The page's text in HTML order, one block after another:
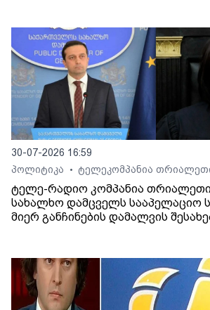
30-07-2026 16:59
პოლიტიკა
• ტელეკომპანია
ტელე-რადიო კომპანია
სახალხო დამცველს სააპელაციო
მიერ განჩინების დამალვის